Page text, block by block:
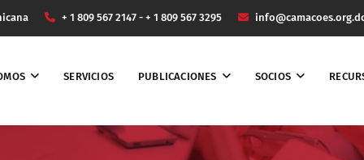
+ 1 809 567 2147 - + 1 809 567 3295
SERVICIOS PUBLICACIONES SOCIOS